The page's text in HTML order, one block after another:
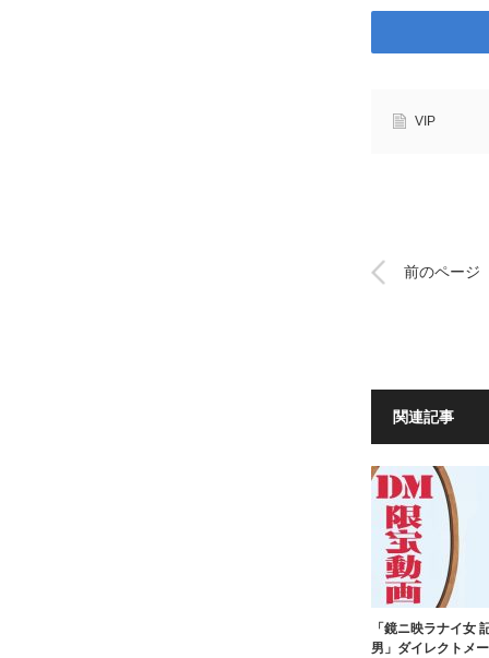
VIP
前のページ
関連記事
「鏡ニ映ラナイ女
男」ダイレクトメ